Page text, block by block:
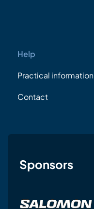
Help
Practical information
Contact
Sponsors